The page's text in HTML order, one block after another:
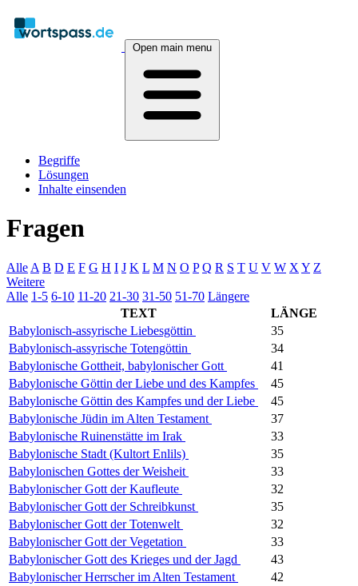
Open main menu
Begriffe
Lösungen
Inhalte einsenden
Fragen
Alle A B D E F G H I J K L M N O P Q R S T U V W X Y Z
Weitere
Alle 1-5 6-10 11-20 21-30 31-50 51-70 Längere
TEXT
LÄNGE
Babylonisch-assyrische Liebesgöttin
35
Babylonisch-assyrische Totengöttin
34
Babylonische Gottheit, babylonischer Gott
41
Babylonische Göttin der Liebe und des Kampfes
45
Babylonische Göttin des Kampfes und der Liebe
45
Babylonische Jüdin im Alten Testament
37
Babylonische Ruinenstätte im Irak
33
Babylonische Stadt (Kultort Enlils)
35
Babylonischen Gottes der Weisheit
33
Babylonischer Gott der Kaufleute
32
Babylonischer Gott der Schreibkunst
35
Babylonischer Gott der Totenwelt
32
Babylonischer Gott der Vegetation
33
Babylonischer Gott des Krieges und der Jagd
43
Babylonischer Herrscher im Alten Testament
42